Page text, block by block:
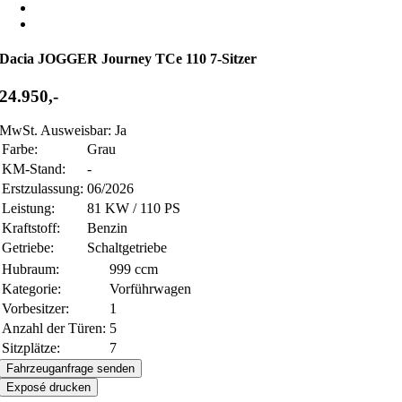
Dacia JOGGER Journey TCe 110 7-Sitzer
24.950,-
MwSt. Ausweisbar: Ja
Farbe:
Grau
KM-Stand:
-
Erstzulassung: 06/2026
Leistung:
81 KW / 110 PS
Kraftstoff:
Benzin
Getriebe:
Schaltgetriebe
Hubraum:
999 ccm
Kategorie:
Vorführwagen
Vorbesitzer:
1
Anzahl der Türen: 5
Sitzplätze:
7
Fahrzeuganfrage senden
Exposé drucken